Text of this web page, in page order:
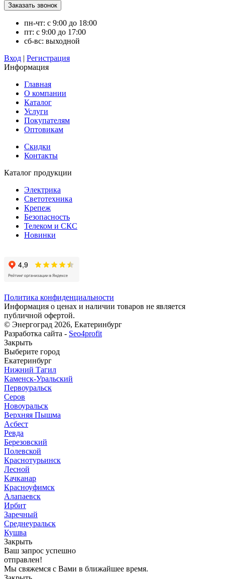
пн-чт: с 9:00 до 18:00
пт: с 9:00 до 17:00
сб-вс: выходной
Вход | Регистрация
Информация
Главная
О компании
Каталог
Услуги
Покупателям
Оптовикам
Скидки
Контакты
Каталог продукции
Электрика
Светотехника
Крепеж
Безопасность
Телеком и СКС
Новинки
Политика конфиденциальности
Информация о ценах и наличии товаров не является
публичной офертой.
© Энергоград 2026, Екатеринбург
Разработка сайта - Seo4profit
Закрыть
Выберите город
Екатеринбург
Нижний Тагил
Каменск-Уральский
Первоуральск
Серов
Новоуральск
Верхняя Пышма
Асбест
Ревда
Березовский
Полевской
Краснотурьинск
Лесной
Качканар
Красноуфимск
Алапаевск
Ирбит
Заречный
Среднеуральск
Кушва
Закрыть
Ваш запрос успешно
отправлен!
Мы свяжемся с Вами в ближайшее время.